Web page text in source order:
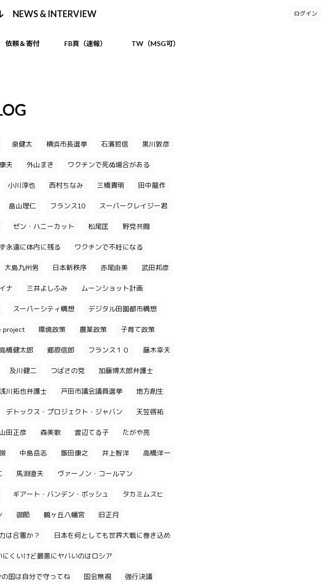
NEWS & INTERVIEW ログイン
依頼＆寄付 FB頁（速報） TW（MSG可）
泉健太 横浜市長選挙 石濱哲信 黒川敦彦
夫 外山まき ワクチンで死ぬ場合がある
小川淳也 西村ちなみ 三橋貴明 田中龍作
畠山理仁 フランス10 スーパークレイジー君
ゼン・ハニーカット 松尾匡 野党共闘
永遠に体内に残る ワクチンで不妊になる
大島九州男 日本新秩序 赤尾由美 武田邦彦
ナ 三井よしふみ ムーンショット計画
スーパーシティ構想 デジタル田園都市構想
project 環境政策 農業政策 子育て政策
高橋健太郎 郷原信郎 フランス１０ 藤木幸夫
及川健二 つばさの党 加藤博太郎弁護士
川拓也弁護士 戸田市議会議員選挙 地方創生
デトックス・プロジェクト・ジャバン 天笠啓祐
山田正彦 森美歌 渡辺てる子 たがや亮
中島岳志 飯田康之 井上智洋 高橋洋一
馬淵澄夫 ヴァーノン・コールマン
ギアート・バンデン・ボッシュ タカミムスヒ
御節 鶴ヶ丘八幡宮 旧正月
は合憲か？ 日本を何としても世界大戦に巻き込め
にくいけど最悪にヤバいのはロシア
の国は自分で守ってね 国会無視 強行決議